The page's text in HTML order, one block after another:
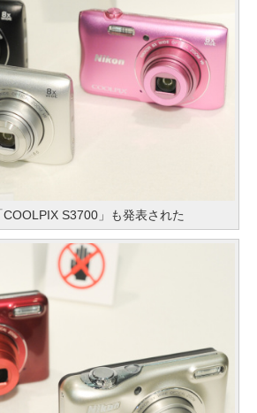
S3700」も発表された